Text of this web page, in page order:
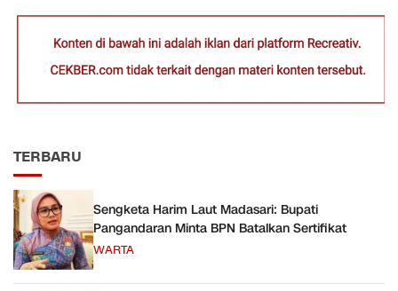
TERBARU
Sengketa Harim Laut Madasari: Bupati
Pangandaran Minta BPN Batalkan Sertifikat
WARTA